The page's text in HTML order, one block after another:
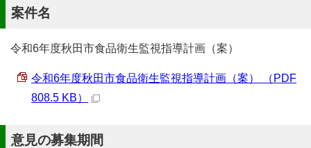
案件名
令和6年度秋田市食品衛生監視指導計画（案）
令和6年度秋田市食品衛生監視指導計画（案） （PDF
808.5 KB）
意見の募集期間